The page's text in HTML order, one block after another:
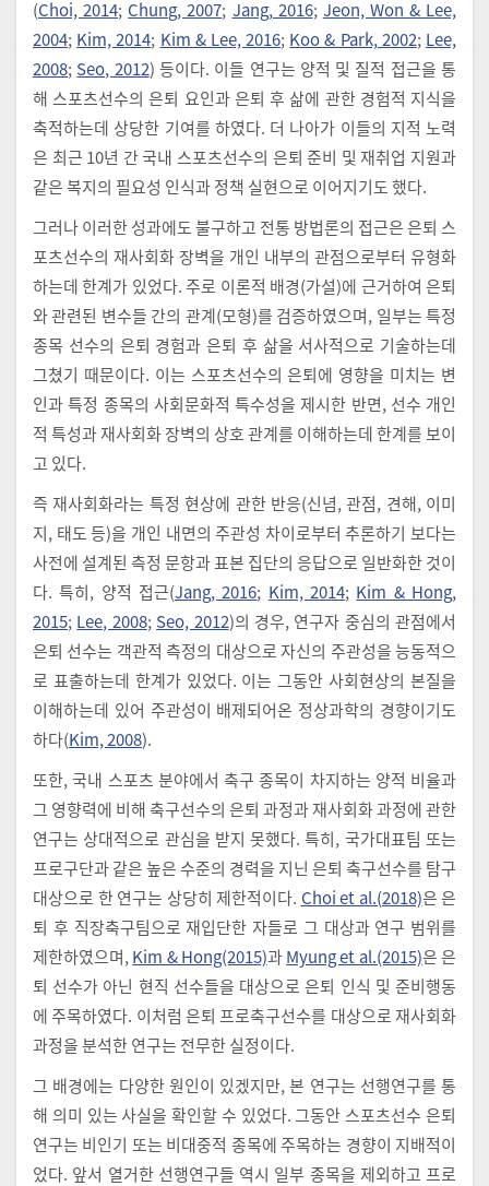
(Choi, 2014; Chung, 2007; Jang, 2016; Jeon, Won & Lee,
2004; Kim, 2014; Kim & Lee, 2016; Koo & Park, 2002; Lee,
2008; Seo, 2012) 등이다. 이들 연구는 양적 및 질적 접근을 통
해 스포츠선수의 은퇴 요인과 은퇴 후 삶에 관한 경험적 지식을
축적하는데 상당한 기여를 하였다. 더 나아가 이들의 지적 노력
은 최근 10년 간 국내 스포츠선수의 은퇴 준비 및 재취업 지원과
같은 복지의 필요성 인식과 정책 실현으로 이어지기도 했다.
그러나 이러한 성과에도 불구하고 전통 방법론의 접근은 은퇴 스
포츠선수의 재사회화 장벽을 개인 내부의 관점으로부터 유형화
하는데 한계가 있었다. 주로 이론적 배경(가설)에 근거하여 은퇴
와 관련된 변수들 간의 관계(모형)를 검증하였으며, 일부는 특정
종목 선수의 은퇴 경험과 은퇴 후 삶을 서사적으로 기술하는데
그쳤기 때문이다. 이는 스포츠선수의 은퇴에 영향을 미치는 변
인과 특정 종목의 사회문화적 특수성을 제시한 반면, 선수 개인
적 특성과 재사회화 장벽의 상호 관계를 이해하는데 한계를 보이
고 있다.
즉 재사회화라는 특정 현상에 관한 반응(신념, 관점, 견해, 이미
지, 태도 등)을 개인 내면의 주관성 차이로부터 추론하기 보다는
사전에 설계된 측정 문항과 표본 집단의 응답으로 일반화한 것이
다. 특히, 양적 접근(Jang, 2016; Kim, 2014; Kim & Hong,
2015; Lee, 2008; Seo, 2012)의 경우, 연구자 중심의 관점에서
은퇴 선수는 객관적 측정의 대상으로 자신의 주관성을 능동적으
로 표출하는데 한계가 있었다. 이는 그동안 사회현상의 본질을
이해하는데 있어 주관성이 배제되어온 정상과학의 경향이기도
하다(Kim, 2008).
또한, 국내 스포츠 분야에서 축구 종목이 차지하는 양적 비율과
그 영향력에 비해 축구선수의 은퇴 과정과 재사회화 과정에 관한
연구는 상대적으로 관심을 받지 못했다. 특히, 국가대표팀 또는
프로구단과 같은 높은 수준의 경력을 지닌 은퇴 축구선수를 탐구
대상으로 한 연구는 상당히 제한적이다. Choi et al.(2018)은 은
퇴 후 직장축구팀으로 재입단한 자들로 그 대상과 연구 범위를
제한하였으며, Kim & Hong(2015)과Myung et al.(2015)은 은
퇴 선수가 아닌 현직 선수들을 대상으로 은퇴 인식 및 준비행동
에 주목하였다. 이처럼 은퇴 프로축구선수를 대상으로 재사회화
과정을 분석한 연구는 전무한 실정이다.
그 배경에는 다양한 원인이 있겠지만, 본 연구는 선행연구를 통
해 의미 있는 사실을 확인할 수 있었다. 그동안 스포츠선수 은퇴
연구는 비인기 또는 비대중적 종목에 주목하는 경향이 지배적이
었다. 앞서 열거한 선행연구들 역시 일부 종목을 제외하고 프로